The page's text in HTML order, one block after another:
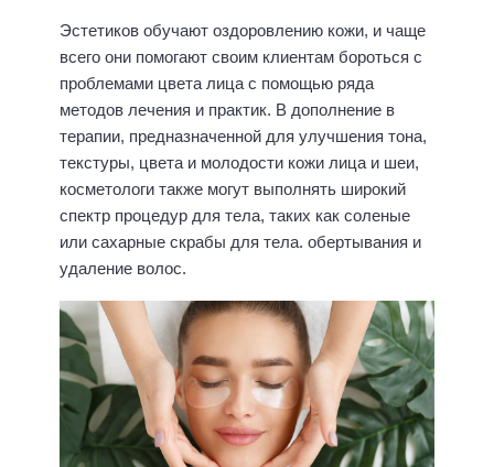
Эстетиков обучают оздоровлению кожи, и чаще
всего они помогают своим клиентам бороться с
проблемами цвета лица с помощью ряда
методов лечения и практик. В дополнение в
терапии, предназначенной для улучшения тона,
текстуры, цвета и молодости кожи лица и шеи,
косметологи также могут выполнять широкий
спектр процедур для тела, таких как соленые
или сахарные скрабы для тела. обертывания и
удаление волос.